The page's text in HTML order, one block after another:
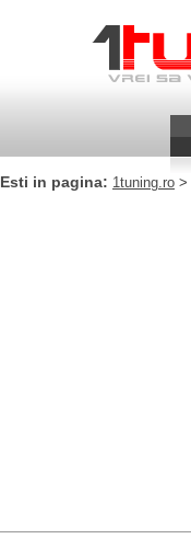
Esti in pagina: 1tuning.ro >